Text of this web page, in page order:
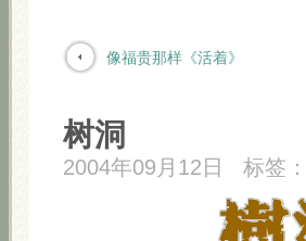
像福贵那样《活着》
树洞
2004年09月12日 标签：